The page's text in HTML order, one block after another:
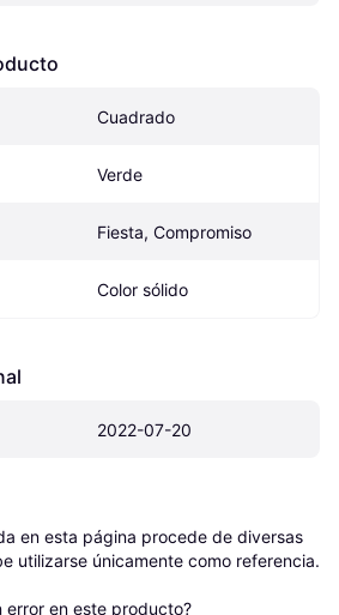
Cuadrado
Verde
Fiesta, Compromiso
Color sólido
2022-07-20
en esta página procede de diversas
utilizarse únicamente como referencia.
error en este producto?